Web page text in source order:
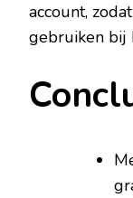
account,
gebruiken bij